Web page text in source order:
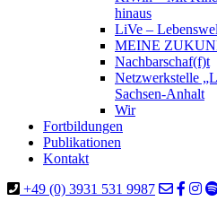
hinaus
LiVe –
MEINE
Nachbarschaf(f)t
Netzwerkstelle
Sachsen-Anhalt
Wir
Fortbildungen
Publikationen
Kontakt
+49 (0) 3931 531 9987